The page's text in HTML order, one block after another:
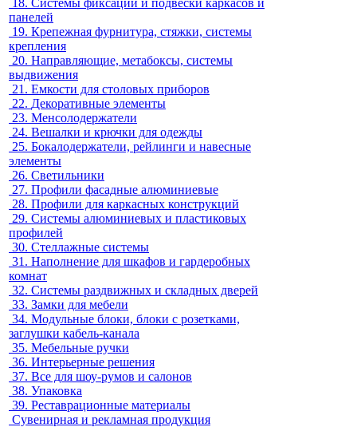
18. Системы фиксации и подвески каркасов и
панелей
19. Крепежная фурнитура, стяжки, системы
крепления
20. Направляющие, метабоксы, системы
выдвижения
21. Емкости для столовых приборов
22. Декоративные элементы
23. Менсолодержатели
24. Вешалки и крючки для одежды
25. Бокалодержатели, рейлинги и навесные
элементы
26. Светильники
27. Профили фасадные алюминиевые
28. Профили для каркасных конструкций
29. Системы алюминиевых и пластиковых
профилей
30. Стеллажные системы
31. Наполнение для шкафов и гардеробных
комнат
32. Системы раздвижных и складных дверей
33. Замки для мебели
34. Модульные блоки, блоки с розетками,
заглушки кабель-канала
35. Мебельные ручки
36. Интерьерные решения
37. Все для шоу-румов и салонов
38. Упаковка
39. Реставрационные материалы
Сувенирная и рекламная продукция